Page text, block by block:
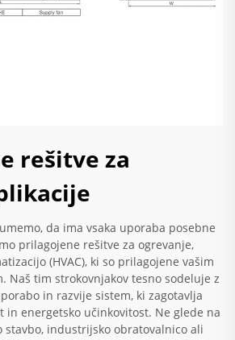
rešitve za
da ima vsaka uporaba posebne
prilagojene rešitve za ogrevanje,
(HVAC), ki so prilagojene vašim
Naš tim strokovnjakov tesno sodeluje z
in razvije sistem, ki zagotavlja
in energetsko učinkovitost. Ne glede na
stavbo, industrijsko obratovalnico ali